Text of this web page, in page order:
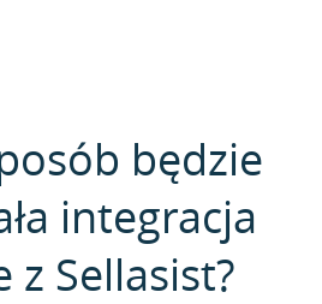
będzie
integracja
z Sellasist?